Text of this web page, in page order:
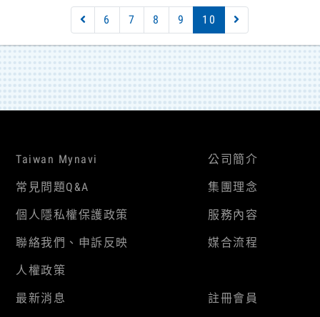
6 7 8 9 10
Taiwan Mynavi
常見問題Q&A
個人隱私權保護政策
聯絡我們、申訴反映
人權政策
公司簡介
集團理念
服務內容
媒合流程
最新消息 註冊會員